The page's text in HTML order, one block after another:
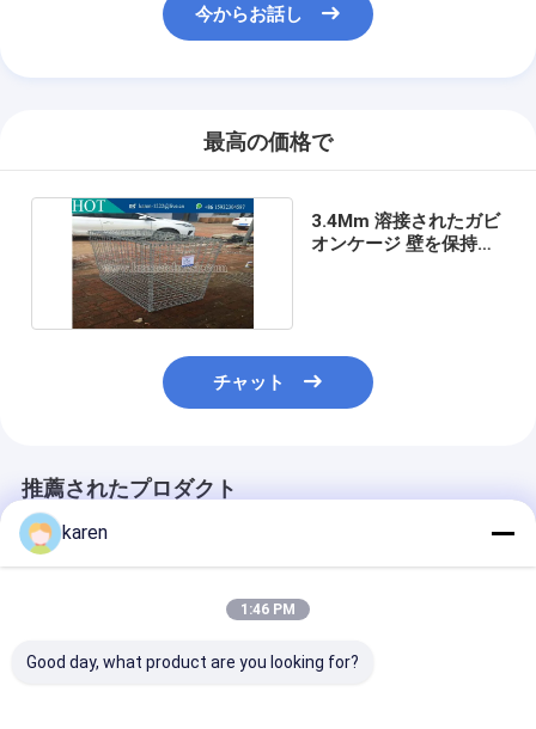
今からお話し
最高の価格で
3.4Mm 溶接されたガビ
オンケージ 壁を保持す
チャット
推薦されたプロダクト
karen
1:46 PM
Good day, what product are you looking for?